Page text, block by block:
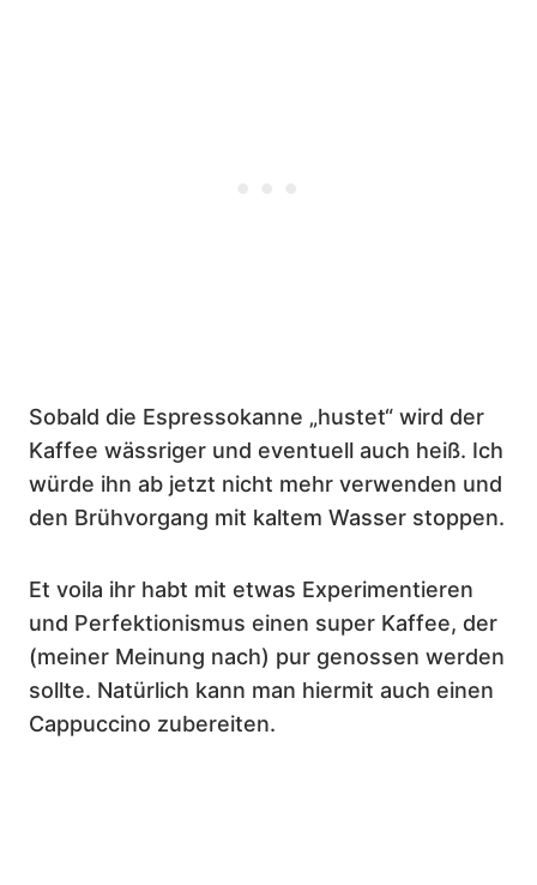
Sobald die Espressokanne „hustet“ wird der
Kaffee wässriger und eventuell auch heiß. Ich
würde ihn ab jetzt nicht mehr verwenden und
den Brühvorgang mit kaltem Wasser stoppen.
Et voila ihr habt mit etwas Experimentieren
und Perfektionismus einen super Kaffee, der
(meiner Meinung nach) pur genossen werden
sollte. Natürlich kann man hiermit auch einen
Cappuccino zubereiten.